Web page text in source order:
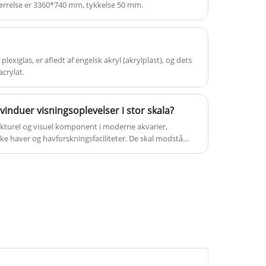
er 3360*740 mm, tykkelse 50 mm.
er afledt af engelsk akryl (akrylplast), og dets
visningsoplevelser i stor skala?
og visuel komponent i moderne akvarier,
haver og havforskningsfaciliteter. De skal modstå